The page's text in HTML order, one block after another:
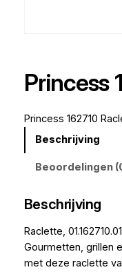
Princess
Princess 162710
Beschrijving
Beoordelingen
Beschrijving
Raclette,
Gourmetten, grillen
met deze raclette